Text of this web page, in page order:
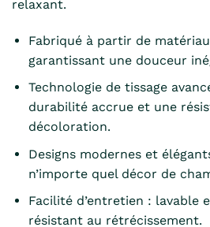
relaxant.
Fabriqué à partir de
garantissant une douceur
Technologie de tissage
durabilité accrue et une
décoloration.
Designs modernes et
n’importe quel décor de
Facilité d’entretien : lavable
résistant au rétrécissement.